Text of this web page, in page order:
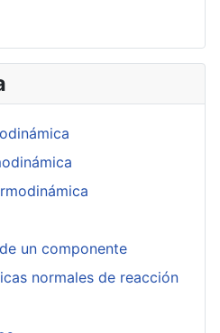
un componente
normales de reacción